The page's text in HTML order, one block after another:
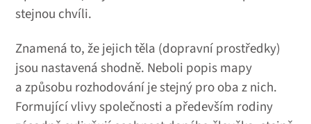
stejnou chvíli.
Znamená to, že jejich těla (dopravní prostředky)
jsou nastavená shodně. Neboli popis mapy
a způsobu rozhodování je stejný pro oba z nich.
Formující vlivy společnosti a především rodiny